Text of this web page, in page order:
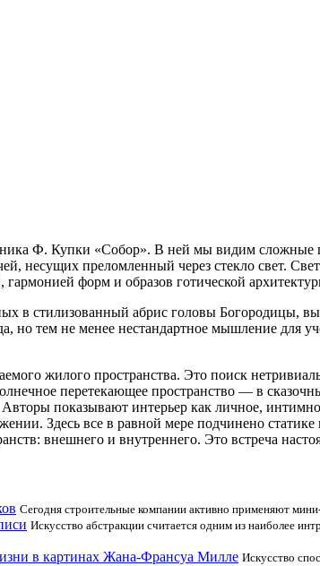
Ф. Купки «Собор». В ней мы видим сложные
несущих преломленный через стекло свет.
гармонией форм и образов готической
в стилизованный абрис головы Богородицы,
тем не менее нестандартное мышление для
жилого пространства. Это поиск
перетекающее пространство — в
показывают интерьер как личное,
Здесь все в равной мере подчинено
внешнего и внутреннего. Это встреча
Сегодня строительные компании активно применяют
Искусство абстракции считается одним из наиболее
в картинах Жана-Франсуа Милле Искусство